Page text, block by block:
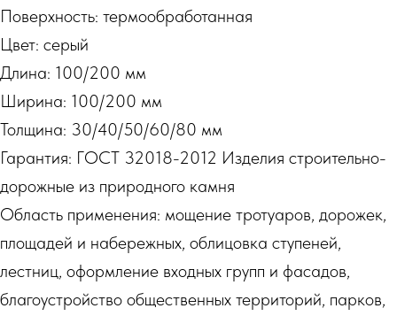
Поверхность: термообработанная
Цвет: серый
Длина: 100/200 мм
Ширина: 100/200 мм
Толщина: 30/40/50/60/80 мм
Гарантия: ГОСТ 32018-2012 Изделия строительно-
дорожные из природного камня
Область применения: мощение тротуаров, дорожек,
площадей и набережных, облицовка ступеней,
лестниц, оформление входных групп и фасадов,
благоустройство общественных территорий, парков,